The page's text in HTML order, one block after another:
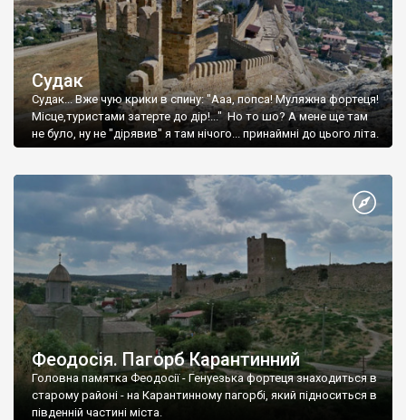
Судак
Судак... Вже чую крики в спину: "Ааа, попса! Муляжна фортеця!
Місце,туристами затерте до дір!..." Но то шо? А мене ще там
не було, ну не "дірявив" я там нічого... принаймні до цього літа.
Феодосія. Пагорб Карантинний
Головна памятка Феодосії - Генуезька фортеця знаходиться в
старому районі - на Карантинному пагорбі, який підноситься в
південній частині міста.